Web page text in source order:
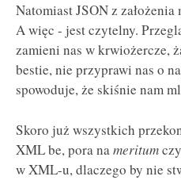
Natomiast JSON z
A więc - jest czytelny.
zamieni nas w krwiożercze,
bestie, nie przyprawi nas o
spowoduje, że skiśnie nam
Skoro już wszystkich
XML be, pora nameritum
w XML-u, dlaczego by nie